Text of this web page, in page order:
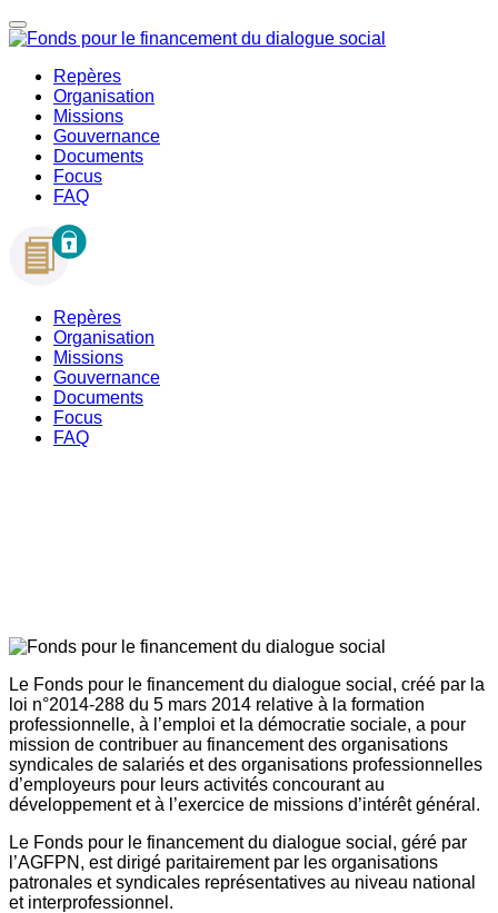
Repères
Organisation
Missions
Gouvernance
Documents
Focus
FAQ
Repères
Organisation
Missions
Gouvernance
Documents
Focus
FAQ
Le Fonds pour le financement du dialogue social, créé par la
loi n°2014-288 du 5 mars 2014 relative à la formation
professionnelle, à l’emploi et la démocratie sociale, a pour
mission de contribuer au financement des organisations
syndicales de salariés et des organisations professionnelles
d’employeurs pour leurs activités concourant au
développement et à l’exercice de missions d’intérêt général.
Le Fonds pour le financement du dialogue social, géré par
l’AGFPN, est dirigé paritairement par les organisations
patronales et syndicales représentatives au niveau national
et interprofessionnel.